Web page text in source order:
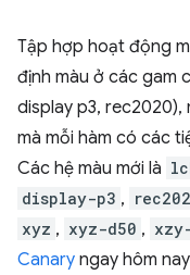
Tập hợp hoạt động
định màu ở các gam
display p3, rec2020),
mà mỗi hàm có các
Các hệ màu mới là
display-p3 ,
xyz , xyz-d50 ,
Canary ngay hôm